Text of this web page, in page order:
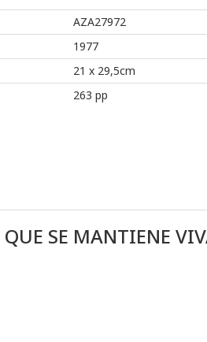
AZA27972
1977
21 x 29,5cm
263 pp
SE MANTIENE